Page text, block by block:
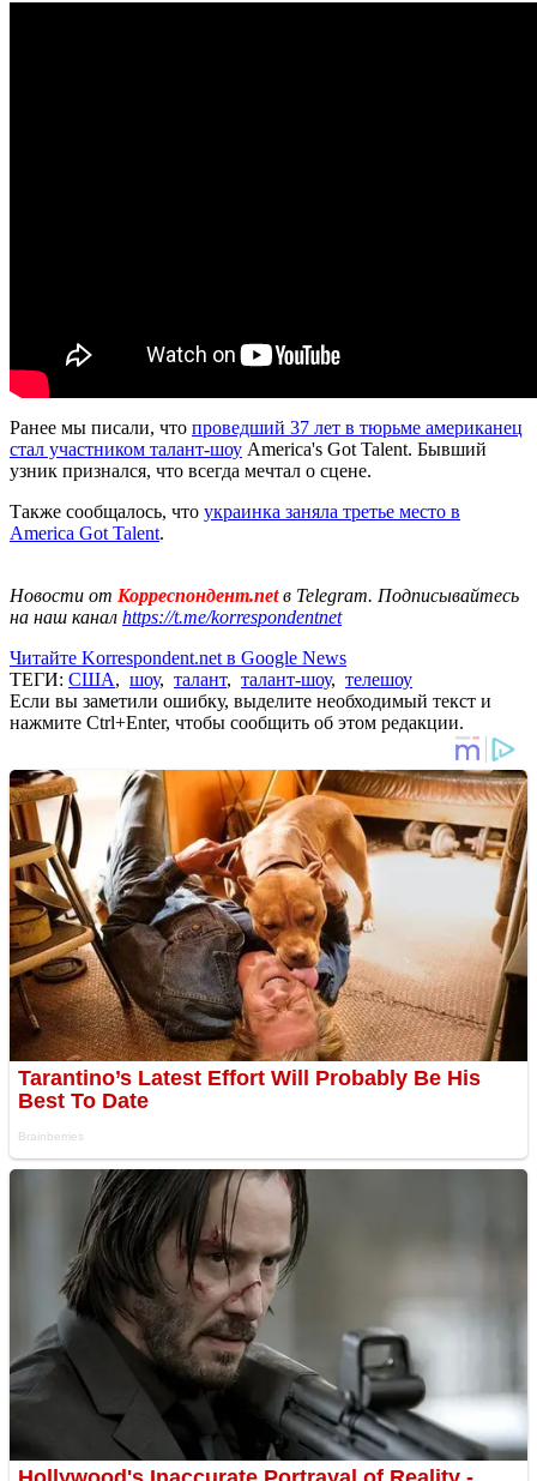
Ранее мы писали, что проведший 37 лет в тюрьме американец
стал участником талант-шоу America's Got Talent. Бывший
узник признался, что всегда мечтал о сцене.
Также сообщалось, что украинка заняла третье место в
America Got Talent.
Новости от Корреспондент.netв Telegram. Подписывайтесь
на наш канал https://t.me/korrespondentnet
Читайте Korrespondent.net в Google News
ТЕГИ: США, шоу, талант, талант-шоу, телешоу
Если вы заметили ошибку, выделите необходимый текст и
нажмите Ctrl+Enter, чтобы сообщить об этом редакции.